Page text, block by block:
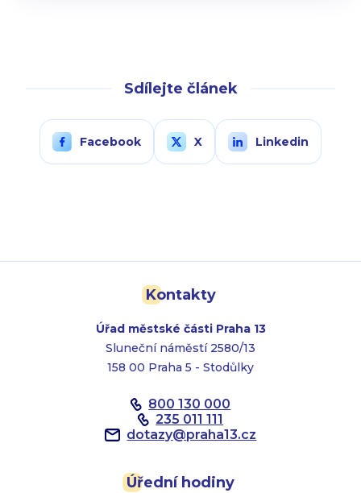
Sdílejte článek
Facebook X Linkedin
Kontakty
Úřad městské části Praha 13
Sluneční náměstí 2580/13
158 00 Praha 5 - Stodůlky
800 130 000
235 011 111
dotazy@praha13.cz
Úřední hodiny